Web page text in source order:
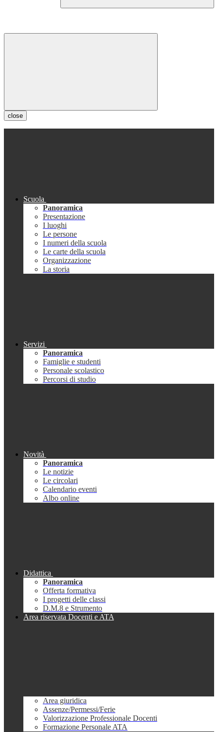
close
Scuola
Panoramica
Presentazione
I luoghi
Le persone
I numeri della scuola
Le carte della scuola
Organizzazione
La storia
Servizi
Panoramica
Famiglie e studenti
Personale scolastico
Percorsi di studio
Novità
Panoramica
Le notizie
Le circolari
Calendario eventi
Albo online
Didattica
Panoramica
Offerta formativa
I progetti delle classi
D.M.8 e Strumento
Area riservata Docenti e ATA
Area giuridica
Assenze/Permessi/Ferie
Valorizzazione Professionale Docenti
Formazione Personale ATA